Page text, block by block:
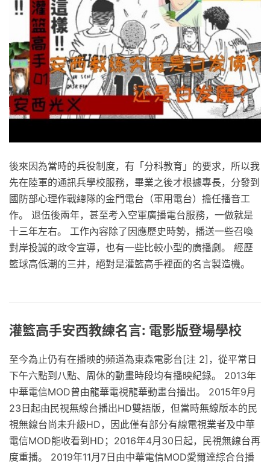
後來因為當時的兵役制度，有「分科教育」的要求，所以我
先在陸軍的通訊兵學校服務，畢業之後才根據專長，分發到
國防部心理作戰總隊的金門電台（軍用電台）擔任播音工
作。 退伍後兩年，甚至考入空軍廣播電台服務，一做就是
十三年左右。 工作內容除了因應歷史時勢，播送一些召喚
對岸投誠的政令宣導，也有一些比較小型的廣播劇。 經歷
籃球高低潮的三井，絕對是灌籃高手裡面的名言製造機。
灌籃高手安西教練名言: 電影版登場學校
至今為止仍有在播映的頻道為東森電影台[注 2]，從平常日
下午六點到八點、周休的動畫時段均有播映紀錄。 2013年
中華電信MOD曾由龍華電視龍華動畫台播出。 2015年9月
23日起由民視無線台播出HD雙語版，但當時無線版本的民
視無線台尚未升級HD，因此僅有部分有線電視業者及中華
電信MOD能收看到HD；2016年4月30日起，民視無線台再
度重播。 2019年11月7日由中華電信MOD愛爾達綜合台播